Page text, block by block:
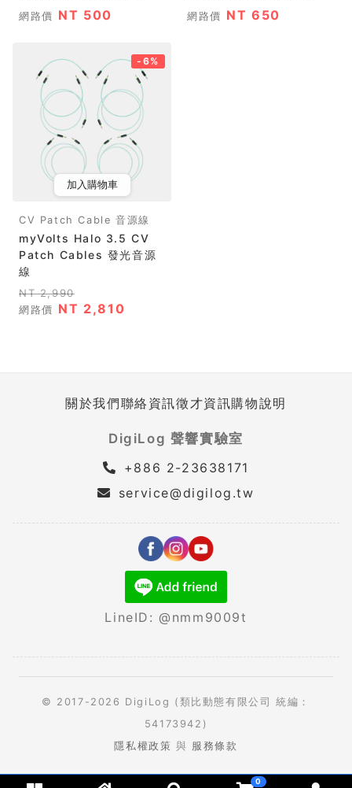
網路價 NT 500 網路價 NT 650
-6%
加入購物車
CV Patch Cable 音源線
myVolts Halo 3.5 CV
Patch Cables 發光音源
線
NT 2,990
網路價 NT 2,810
關於我們聯絡資訊徵才資訊購物說明
DigiLog 聲響實驗室
+886 2-23638171
service@digilog.tw
LineID: @nmm9009t
© 2017-2026 DigiLog (類比動態有限公司 統編：
54173942)
隱私權政策 與 服務條款
0